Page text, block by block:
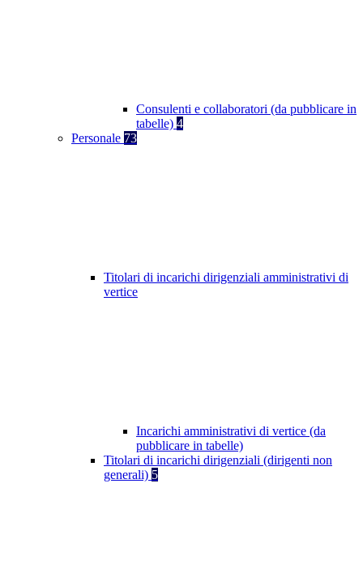
Consulenti e collaboratori (da pubblicare in
tabelle) 4
Personale 73
Titolari di incarichi dirigenziali amministrativi di
vertice
Incarichi amministrativi di vertice (da
pubblicare in tabelle)
Titolari di incarichi dirigenziali (dirigenti non
generali) 5